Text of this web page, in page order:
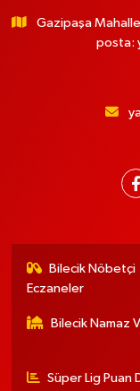
Gazipaşa
posta:
Bilecik Nöbetçi
Eczaneler
Bilecik Namaz
Süper Lig Puan